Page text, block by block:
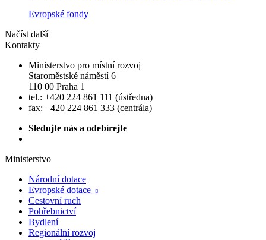
Evropské fondy
Načíst další
Kontakty
Ministerstvo pro místní rozvoj
Staroměstské náměstí 6
110 00 Praha 1
tel.: +420 224 861 111 (ústředna)
fax: +420 224 861 333 (centrála)
Sledujte nás a odebírejte
Ministerstvo
Národní dotace
Evropské dotace

Cestovní ruch
Pohřebnictví
Bydlení
Regionální rozvoj